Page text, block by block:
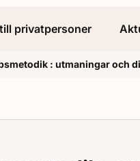
privatpersoner
: utmaningar och